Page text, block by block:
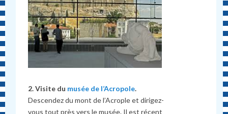
2. Visite du musée de l’Acropole.
Descendez du mont de l’Acrople et dirigez-
vous tout près vers le musée. Il est récent